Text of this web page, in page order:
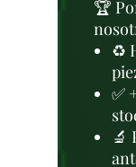
🏆
♻️
✅
🔬